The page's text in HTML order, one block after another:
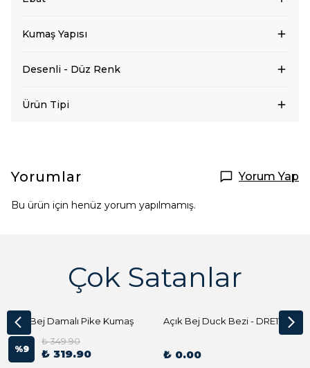
Kumaş Yapısı
Desenli - Düz Renk
Ürün Tipi
Yorumlar Yorum Yap
Bu ürün için henüz yorum yapılmamış.
Çok Satanlar
Açık Bej Damalı Pike Kumaş
%9
₺ 349.90
₺ 319.90
Açık Bej Duck Bezi - DRE1144 Kumaş Peçete
₺ 0.00